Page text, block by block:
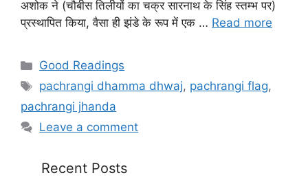
अशोक ने (चौबीस तिलीयों का चक्र सारनाथ के सिंह स्तम्भ पर)
प्रस्थापित किया, वैसा ही झंडे के रूप में एक … Read more
Categories
Good Readings
Tags
pachrangi dhamma dhwaj, pachrangi flag,
pachrangi jhanda
Leave a comment
Recent Posts